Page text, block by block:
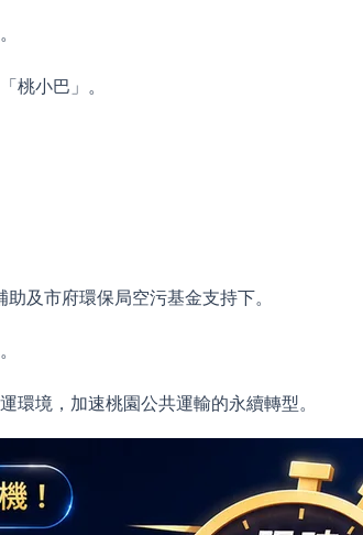
桃小巴」。
及市府環保局空污基金支持下。
境，加速桃園公共運輸的永續轉型。